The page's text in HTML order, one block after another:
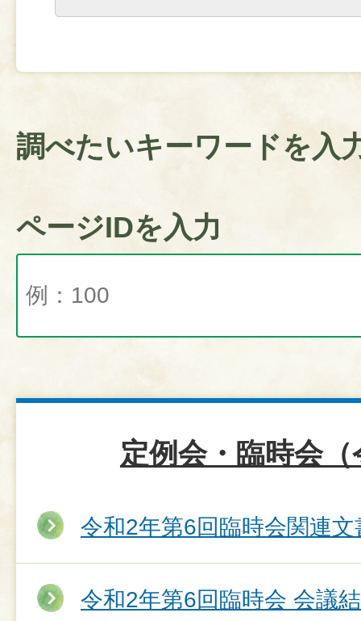
調べたいキーワードを入
ページIDを入力
定例会・臨時会
令和2年第6回臨時会関連文
令和2年第6回臨時会 会議